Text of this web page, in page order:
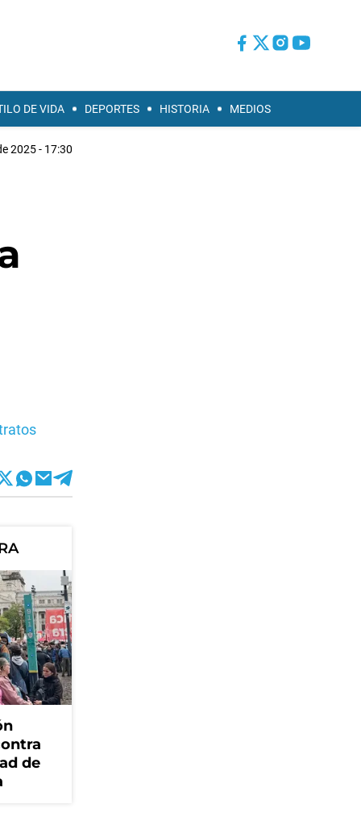
DE VIDA DEPORTES HISTORIA MEDIOS
2025 - 17:30
de